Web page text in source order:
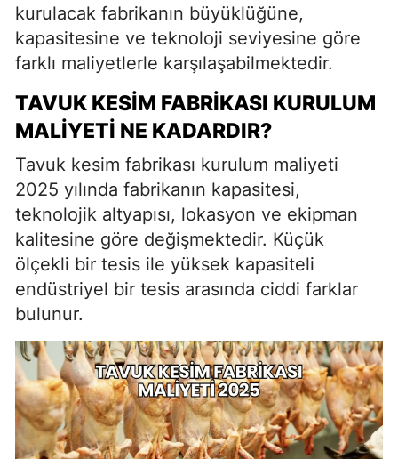
kurulacak fabrikanın büyüklüğüne,
kapasitesine ve teknoloji seviyesine göre
farklı maliyetlerle karşılaşabilmektedir.
TAVUK KESIM FABRIKASI KURULUM
MALIYETI NE KADARDIR?
Tavuk kesim fabrikası kurulum maliyeti
2025 yılında fabrikanın kapasitesi,
teknolojik altyapısı, lokasyon ve ekipman
kalitesine göre değişmektedir. Küçük
ölçekli bir tesis ile yüksek kapasiteli
endüstriyel bir tesis arasında ciddi farklar
bulunur.